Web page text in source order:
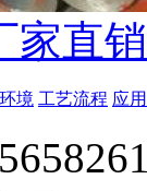
家直销
境 工艺流程 应